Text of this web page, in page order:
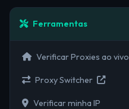
Ferramentas
Verificar Proxies ao vivo
Proxy Switcher
Verificar minha IP